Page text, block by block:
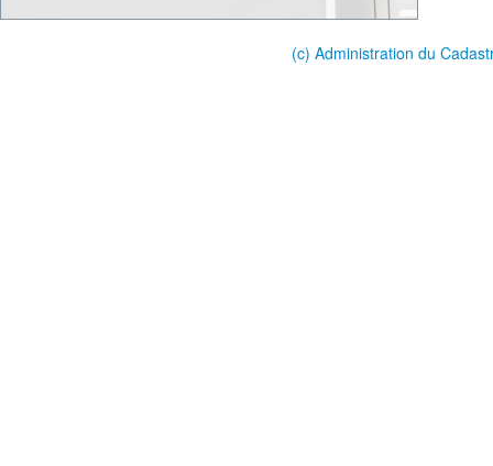
(c) Administration du